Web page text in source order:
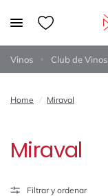
Vinos Club de Vinos
Home / Miraval
Miraval
Filtrar y ordenar